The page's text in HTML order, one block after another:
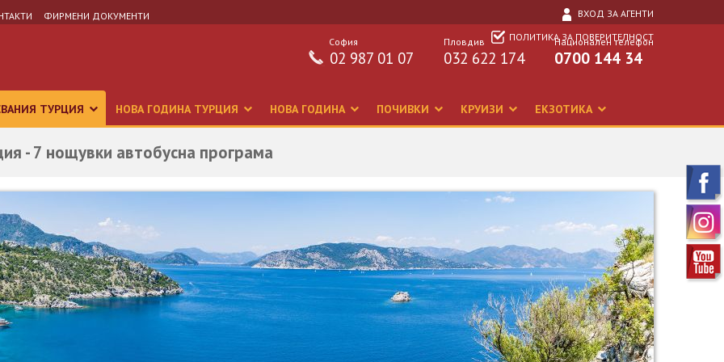
ФИРМЕНИ ДОКУМЕНТИ
ВХОД ЗА АГЕНТИ
ПОЛИТИКА ЗА ПОВЕРИТЕЛНОСТ
Национален телефон
0700 144 34
Пловдив
032 622 174
София
02 987 01 07
ТУРЦИЯ НОВА ГОДИНА ТУРЦИЯ НОВА ГОДИНА ПОЧИВКИ КРУИЗИ ЕКЗОТИКА
- 7 нощувки автобусна програма